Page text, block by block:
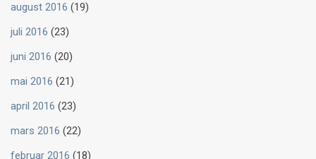
august 2016 (19)
juli 2016 (23)
juni 2016 (20)
mai 2016 (21)
april 2016 (23)
mars 2016 (22)
februar 2016 (18)